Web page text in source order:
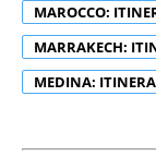
MAROCCO:
MARRAKECH:
MEDINA: